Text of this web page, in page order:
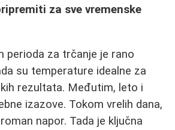
za sve vremenske
perioda za trčanje je rano
su temperature idealne za
rezultata. Međutim, leto i
izazove. Tokom vrelih dana,
napor. Tada je ključna